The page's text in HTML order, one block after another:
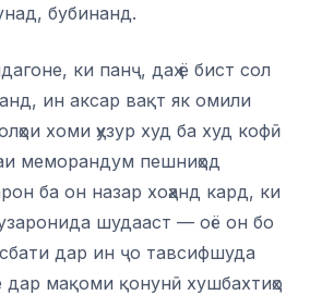
бубинанд.
ки панҷ, даҳ ё бист сол
ин аксар вақт як омили
хоми ҳузур худ ба худ кофӣ
меморандум пешниҳод
ба он назар хоҳанд кард, ки
шудааст — оё он бо
дар ин ҷо тавсифшуда
дар мақоми қонунӣ хушбахтиҳо